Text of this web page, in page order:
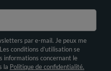
par e-mail. Je peux me
conditions d’utilisation se
informations concernant le
la Politique de confidentialité.